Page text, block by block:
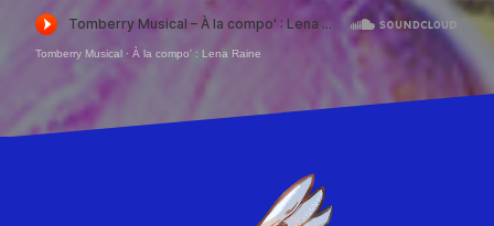
Tomberry Musical · À la compo' : Lena Raine